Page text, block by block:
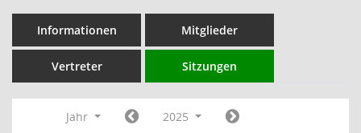
Informationen Mitglieder
Vertreter Sitzungen
Jahr
2025